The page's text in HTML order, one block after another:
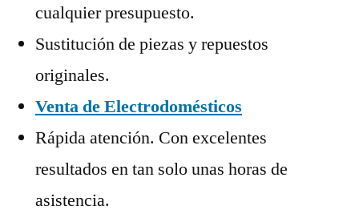
cualquier presupuesto.
Sustitución de piezas y repuestos
originales.
Venta de Electrodomésticos
Rápida atención. Con excelentes
resultados en tan solo unas horas de
asistencia.